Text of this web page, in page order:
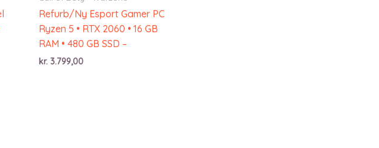
Refurb/Ny Esport Gamer PC
Ryzen 5 • RTX 2060 • 16 GB
RAM • 480 GB SSD –
kr. 3.799,00